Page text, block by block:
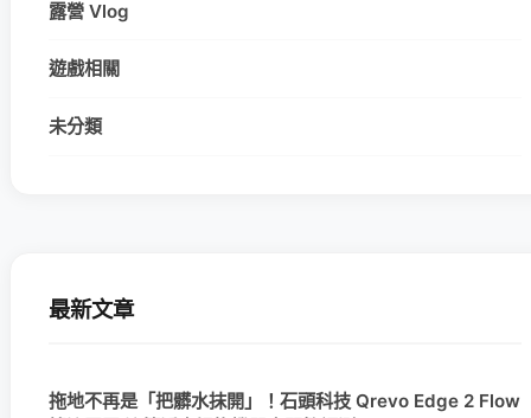
露營 Vlog
遊戲相關
未分類
最新文章
拖地不再是「把髒水抹開」！石頭科技 Qrevo Edge 2 Flow